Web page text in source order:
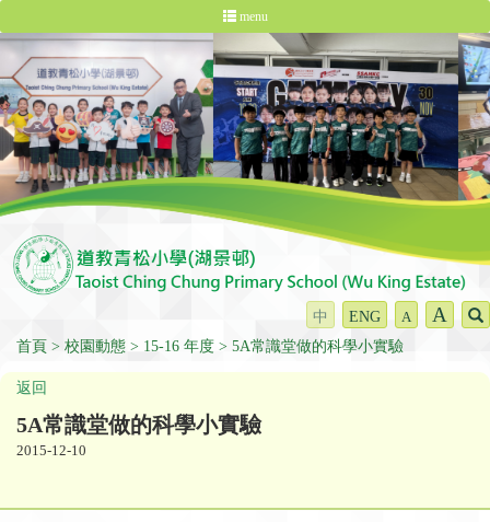
menu
中 ENG A A
首頁 校園動態 15-16 年度 5A常識堂做的科學小實驗
返回
5A常識堂做的科學小實驗
2015-12-10